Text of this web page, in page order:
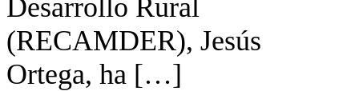
Desarrollo Rural
(RECAMDER), Jesús
Ortega, ha […]